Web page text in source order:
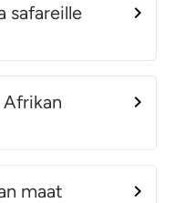
safareille
maat